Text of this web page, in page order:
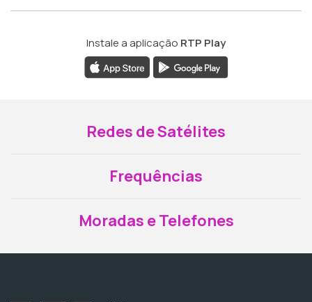
Instale a aplicação RTP Play
Redes de Satélites
Frequências
Moradas e Telefones